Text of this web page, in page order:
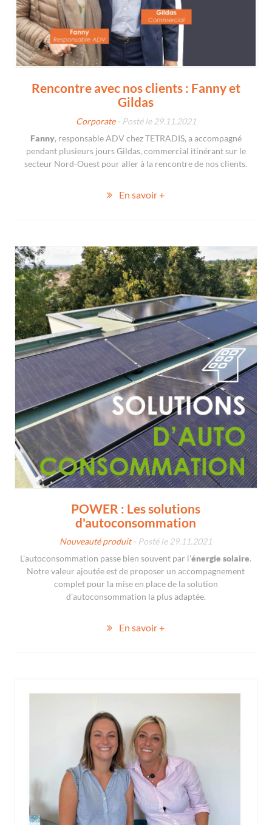
Rencontre avec nos clients : Fanny et
Gildas
Corporate- Posté le 29.11.2021
Fanny, responsable ADV chez TETRADIS, a accompagné
pendant plusieurs jours Gildas, commercial itinérant sur le
secteur Nord-Ouest pour aller à la rencontre de nos clients.
En savoir +
POWER : Les solutions
d'autoconsommation
Nouveauté produit- Posté le 29.11.2021
L'autoconsommation passe bien souvent par l'énergie solaire.
Notre valeur ajoutée est de proposer un accompagnement
complet pour la mise en place de la solution
d'autoconsommation la plus adaptée.
En savoir +